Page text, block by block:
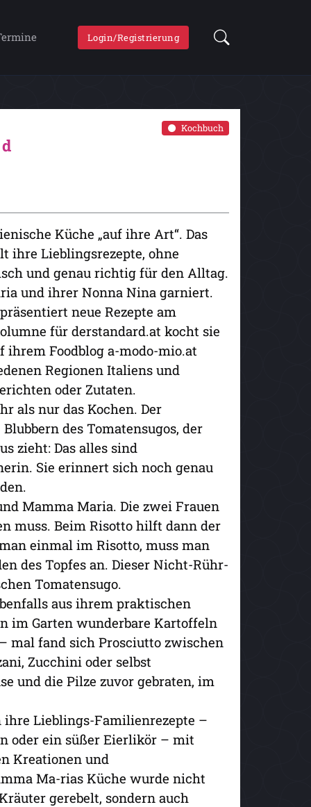
Login/Registrierung
Kochbuch
Küche „auf ihre Art“. Das
ihre Lieblingsrezepte, ohne
und genau richtig für den Alltag.
und ihrer Nonna Nina garniert.
neue Rezepte am
für derstandard.at kocht sie
ihrem Foodblog a-modo-mio.at
Regionen Italiens und
oder Zutaten.
als nur das Kochen. Der
des Tomatensugos, der
zieht: Das alles sind
Sie erinnert sich noch genau
Mamma Maria. Die zwei Frauen
muss. Beim Risotto hilft dann der
einmal im Risotto, muss man
des Topfes an. Dieser Nicht-Rühr-
Tomatensugo.
aus ihrem praktischen
im Garten wunderbare Kartoffeln
mal fand sich Prosciutto zwischen
Zucchini oder selbst
und die Pilze zuvor gebraten, im
Lieblings-Familienrezepte –
oder ein süßer Eierlikör – mit
Kreationen und
Ma-rias Küche wurde nicht
gerebelt, sondern auch